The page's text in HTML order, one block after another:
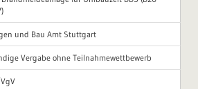
und Bau Amt Stuttgart
Vergabe ohne Teilnahmewettbewerb